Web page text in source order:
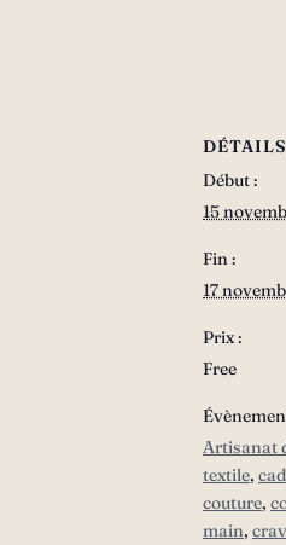
DÉTAILS
Début :
15
Fin :
17
Prix :
Free
Artisanat
textile,
couture,
main,